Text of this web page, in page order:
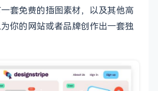
套免费的插图素材，以及其他高
你的网站或者品牌创作出一套独